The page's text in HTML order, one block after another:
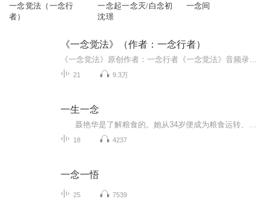
一念觉法（一念行
者）
一念起一念灭/白念初
沈璟
一念间
《一念觉法》（作者：一念行者）
21 9.3万
一生一念
18 4237
一念一悟
25 7539